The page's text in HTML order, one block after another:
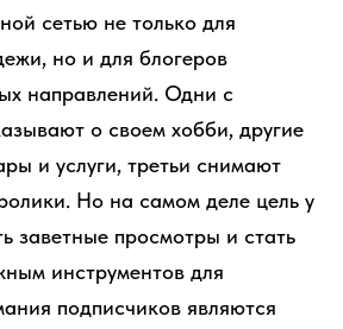
сетью не только для
но и для блогеров
направлений. Одни с
о своем хобби, другие
и услуги, третьи снимают
Но на самом деле цель у
заветные просмотры и стать
инструментов для
подписчиков являются